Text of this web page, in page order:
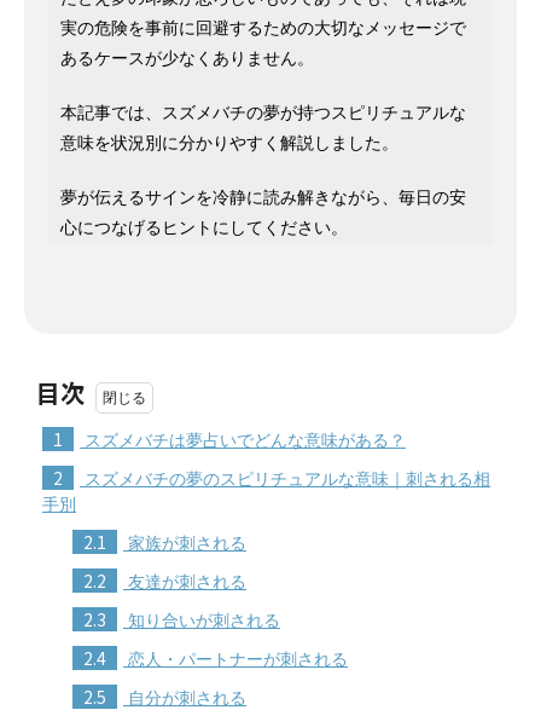
実の危険を事前に回避するための大切なメッセージで
あるケースが少なくありません。
本記事では、スズメバチの夢が持つスピリチュアルな
意味を状況別に分かりやすく解説しました。
夢が伝えるサインを冷静に読み解きながら、毎日の安
心につなげるヒントにしてください。
目次
1 スズメバチは夢占いでどんな意味がある？
2
スズメバチの夢のスピリチュアルな意味｜刺される相
手別
2.1 家族が刺される
2.2 友達が刺される
2.3 知り合いが刺される
2.4 恋人・パートナーが刺される
2.5 自分が刺される